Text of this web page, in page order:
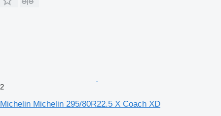
2
Michelin Michelin 295/80R22.5 X Coach XD